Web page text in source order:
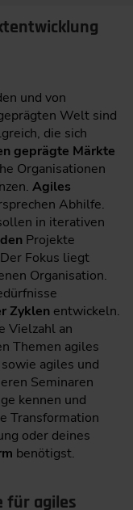
und von
Welt sind
die sich
geprägte Märkte
Organisationen
Agiles
Abhilfe.
in iterativen
Projekte
Fokus liegt
Organisation.
Zyklen entwickeln.
Vielzahl an
Themen agiles
agiles und
Seminaren
kennen und
Transformation
oder deines
benötigst.
für agiles